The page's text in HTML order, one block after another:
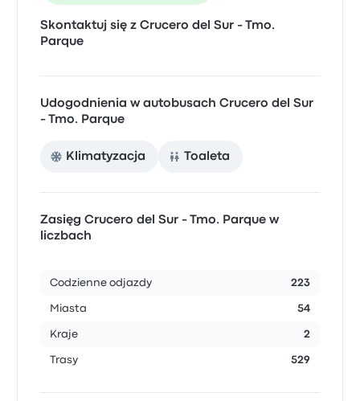
Skontaktuj się z Crucero del Sur - Tmo.
Parque
Udogodnienia w autobusach Crucero del Sur
- Tmo. Parque
Klimatyzacja Toaleta
Zasięg Crucero del Sur - Tmo. Parque w
liczbach
Codzienne odjazdy 223
Miasta 54
Kraje 2
Trasy 529